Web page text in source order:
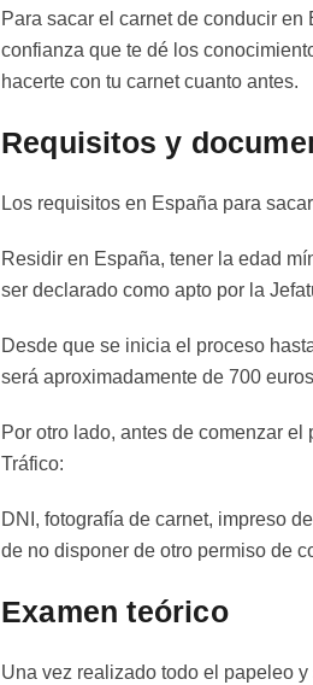
Para sacar el carnet de conducir
confianza que te dé los
hacerte con tu carnet cuanto antes.
Requisitos y
Los requisitos en España para
Residir en España, tener la edad
ser declarado como apto por la
Desde que se inicia el proceso
será aproximadamente de 700
Por otro lado, antes de comenzar
Tráfico:
DNI, fotografía de carnet, impreso
de no disponer de otro permiso de
Examen teórico
Una vez realizado todo el papeleo